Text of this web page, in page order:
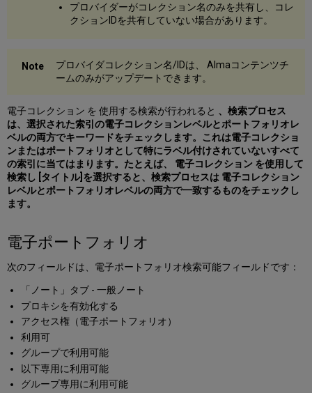
プロバイダーがコレクション名のみを共有し、コレ
クションIDを共有していない場合があります。
プロバイダコレクション名/IDは、 Almaコンテンツチ
ームのみがアップデートできます。
電子コレクション を 使用する検索が行われると 、検索プロセス
は、選択された索引の電子コレクションレベルとポートフォリオレ
ベルの両方でキーワードをチェックします。これは電子コレクショ
ンまたはポートフォリオとして特にラベル付けされていないすべて
の索引に当てはまります。たとえば、 電子コレクション を使用して
検索し [タイトル] を選択すると、検索プロセスは 電子コレクション
レベルとポートフォリオレベルの両方で一致するものをチェックし
ます。
電子ポートフォリオ
次のフィールドは、電子ポートフォリオ検索可能フィールドです：
「ノート」タブ - 一般ノート
プロキシを有効化する
アクセス権（電子ポートフォリオ）
利用可
グループで利用可能
以下専用に利用可能
グループ専用に利用可能